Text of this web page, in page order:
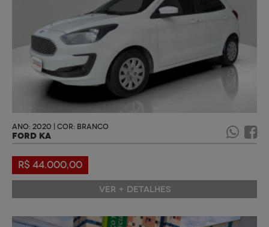
ANO: 2020 | COR: BRANCO
FORD KA
R$ 44.000,00
VER + DETALHES